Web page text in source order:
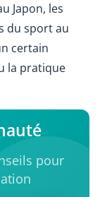
Japon, les
du sport au
certain
la pratique
pour